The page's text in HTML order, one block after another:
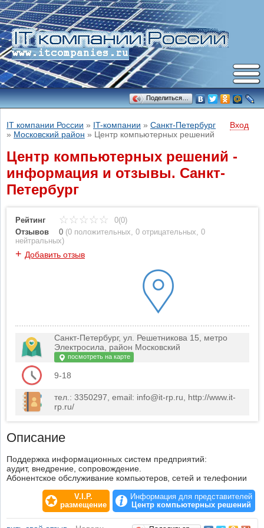
Поделиться…
IT компании России » IT-компании » Санкт-Петербург
» Московский район » Центр компьютерных решений
Вход
Центр компьютерных решений -
информация и отзывы. Санкт-
Петербург
Рейтинг
0(0)
Отзывов
0 (0 положительных, 0 отрицательных, 0
нейтральных)
+ Добавить отзыв
Санкт-Петербург, ул. Решетникова 15, метро
Электросила, район Московский
посмотреть на карте
9-18
тел.: 3350297, email: info@it-rp.ru, http://www.it-
rp.ru/
Описание
Поддержка информационных систем предприятий:
аудит, внедрение, сопровождение.
Абонентское обслуживание компьютеров, сетей и телефонии
V.I.P.
размещение
Информация для представителей
Центр компьютерных решений